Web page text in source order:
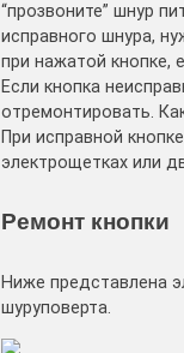
“прозвоните” шнур
исправного шнура,
при нажатой кнопке,
Если кнопка
отремонтировать.
При исправной
электрощетках или
Ремонт кнопки
Ниже представлена
шуруповерта.